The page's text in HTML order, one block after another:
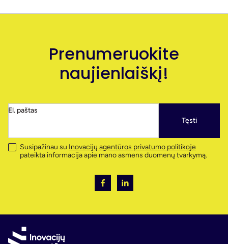
Prenumeruokite
naujienlaiškį!
El. paštas
Tęsti
Susipažinau su Inovacijų agentūros privatumo politikoje
pateikta informacija apie mano asmens duomenų tvarkymą.